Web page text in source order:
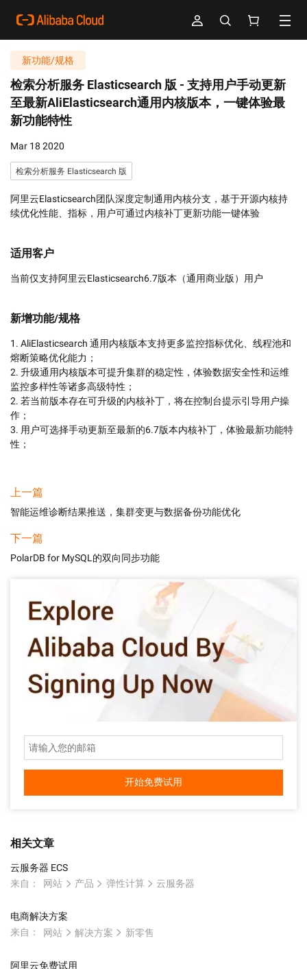
新功能/规格
检索分析服务 Elasticsearch 版 - 支持用户手动更新
至最新AliElasticsearch通用内核版本，一键体验最
新功能特性
Mar 18 2020
检索分析服务 Elasticsearch 版
阿里云Elasticsearch团队深度定制通用内核分支，基于开源内核持
续优化性能、指标，用户可通过内核补丁更新功能一键体验
适用客户
当前仅支持阿里云Elasticsearch6.7版本（通用商业版）用户
新增功能/规格
1. AliElasticsearch 通用内核版本支持更多监控指标优化、线程池和
熔断策略优化能力；
2. 升级通用内核版本可提升集群的稳定性，体验数据安全性和运维
监控多样性等诸多高级特性；
2. 若当前版本存在可升级的内核补丁，将在控制台提示引导用户操
作；
3. 用户可选择手动更新至最新的6.7版本内核补丁，体验最新功能特
性；
上一篇
智能运维诊断结果推送，集群变更与数据备份功能优化
下一篇
PolarDB for MySQL的双向同步功能
开始免费试用
相关文章
云服务器 ECS
来自：
网站 产品 弹性计算 云服务器
电商解决方案
来自：
网站 解决方案 新零售
阿里云免费试用